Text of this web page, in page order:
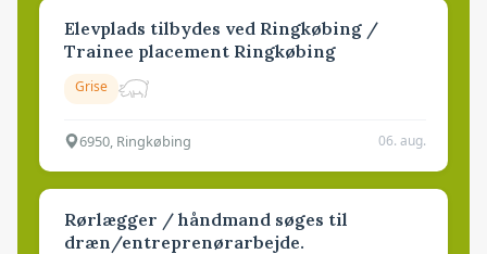
Elevplads tilbydes ved Ringkøbing /
Trainee placement Ringkøbing
Grise
6950, Ringkøbing 06. aug.
Rørlægger / håndmand søges til
dræn/entreprenørarbejde.